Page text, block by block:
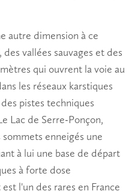
autre dimension à ce
vallées sauvages et des
qui ouvrent la voie au
les réseaux karstiques
pistes techniques
Lac de Serre-Ponçon,
enneigés une
à lui une base de départ
à forte dose
l'un des rares en France